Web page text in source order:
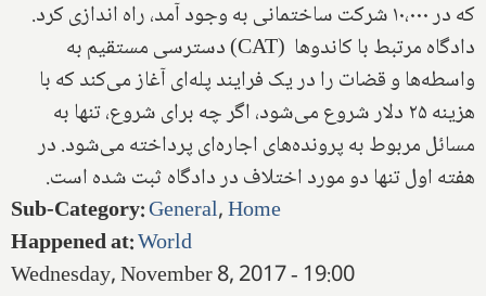
که در ۱۰،۰۰۰ شرکت ساختمانی به وجود آمد، راه اندازی کرد.
دادگاه مرتبط با کاندوها (CAT) دسترسی مستقیم به
واسطه‌ها و قضات را در یک فرایند پله‌ای آغاز می‌کند که با
هزینه ۲۵ دلار شروع می‌شود، اگر چه برای شروع، تنها به
مسائل مربوط به پرونده‌های اجاره‌ای پرداخته می‌شود. در
هفته اول تنها دو مورد اختلاف در دادگاه ثبت شده است.
Sub-Category:General,Home
Happened at:World
Wednesday, November 8, 2017 - 19:00